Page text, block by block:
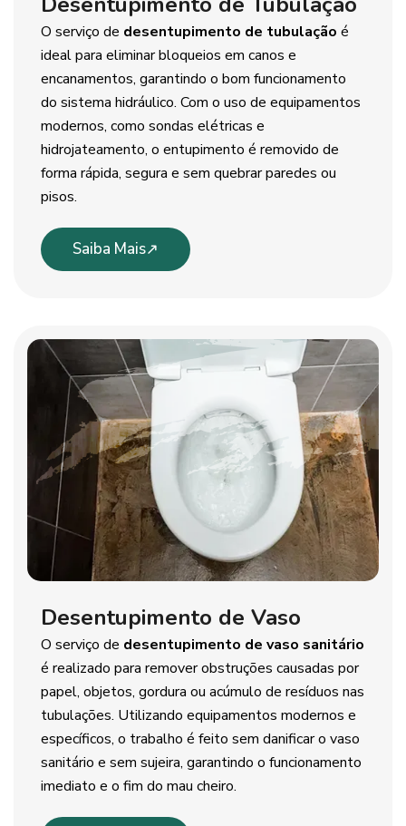
O serviço de desentupimento de tubulação é
ideal para eliminar bloqueios em canos e
encanamentos, garantindo o bom funcionamento
do sistema hidráulico. Com o uso de equipamentos
modernos, como sondas elétricas e
hidrojateamento, o entupimento é removido de
forma rápida, segura e sem quebrar paredes ou
pisos.
Saiba Mais
Desentupimento de Vaso
O serviço de desentupimento de vaso sanitário
é realizado para remover obstruções causadas por
papel, objetos, gordura ou acúmulo de resíduos nas
tubulações. Utilizando equipamentos modernos e
específicos, o trabalho é feito sem danificar o vaso
sanitário e sem sujeira, garantindo o funcionamento
imediato e o fim do mau cheiro.